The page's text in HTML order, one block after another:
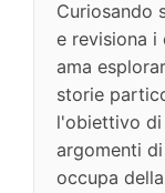
Curiosando
e revisiona i
ama
storie
l'obiettivo di
argomenti
occupa